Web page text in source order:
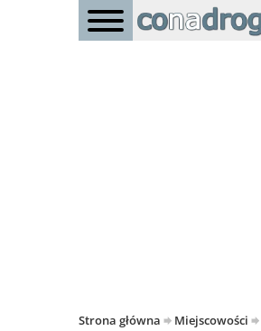
Strona główna Miejscowości